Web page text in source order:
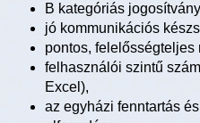
B kategóriás
jó kommunikációs
pontos, felelősségteljes
felhasználói szintű
Excel),
az egyházi fenntartás